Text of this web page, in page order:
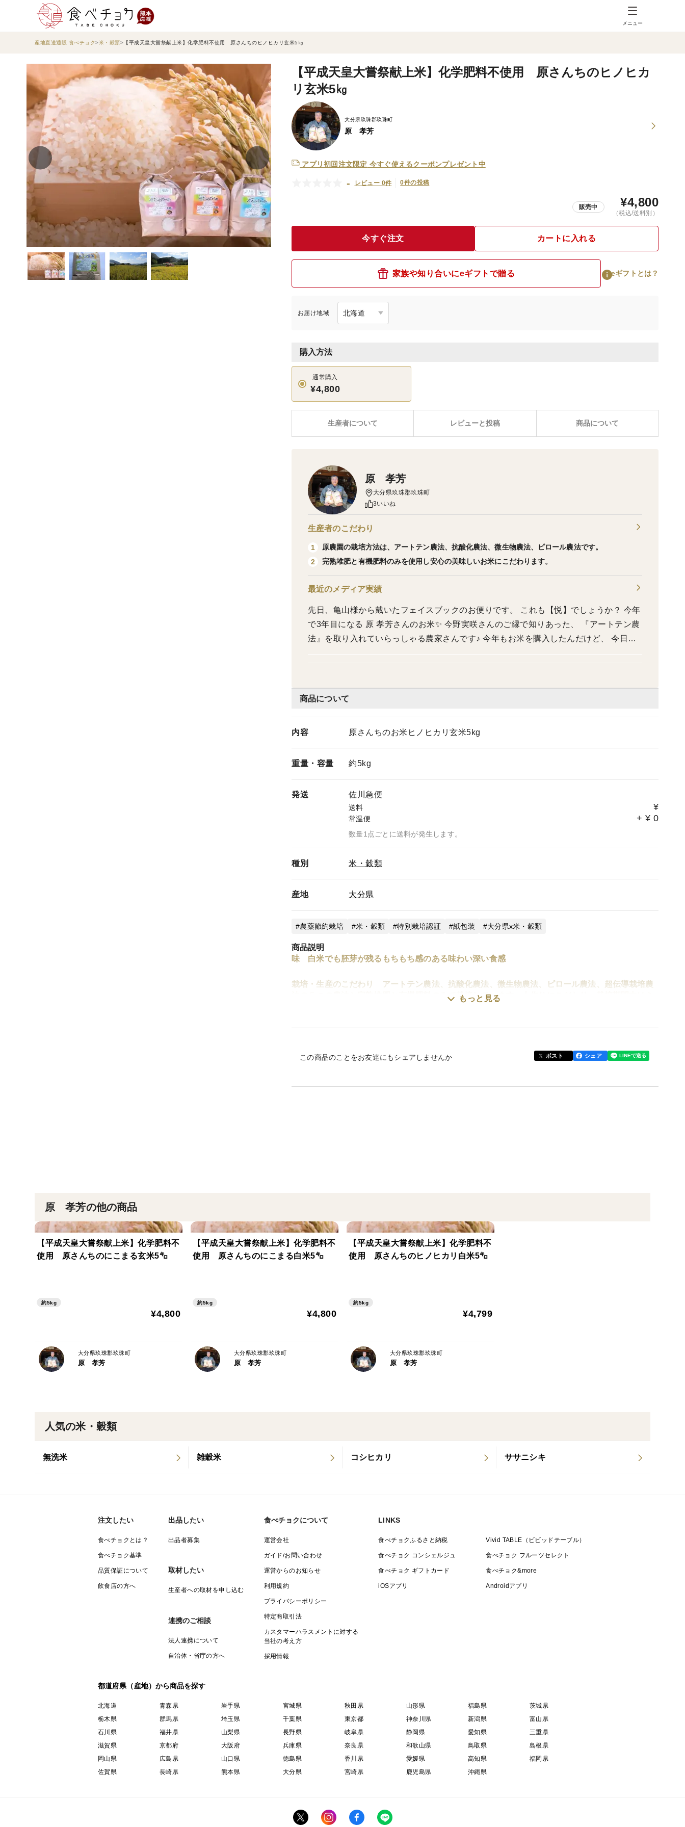
メニュー
産地直送通販 食べチョク 米・穀類 【平成天皇大嘗祭献上米】化学肥料不使用 原さんちのヒノヒカリ玄米5㎏
【平成天皇大嘗祭献上米】化学肥料不使用 原さんちのヒノヒカ
リ玄米5㎏
大分県玖珠郡玖珠町
原 孝芳
アプリ初回注文限定 今すぐ使えるクーポンプレゼント中
- レビュー 0件 0件の投稿
販売中 ¥4,800
（税込/送料別）
今すぐ注文 カートに入れる
家族や知り合いにeギフトで贈る eギフトとは？
お届け地域
購入方法
通常購入
¥4,800
レビューと投稿 商品について
生産者について
商品について
内容 原さんちのお米ヒノヒカリ玄米5kg
重量・ 容量 約5kg
発送 佐川急便
送料 ¥
常温便 + ¥ 0
数量1点ごとに送料が発生します。
種別 米・穀類
産地 大分県
農薬節約栽培 米・穀類 特別栽培認証 紙包装 大分県x米・穀類
商品説明
味 白米でも胚芽が残るもちもち感のある味わい深い食感
栽培・生産のこだわり アートテン農法、抗酸化農法、微生物農法、ピロール農法、超伝導栽培農
法の５つの農法と完熟堆肥と有機肥料のみで栽培しています。土作りにこだわり、栽培期間中はミ
度も日本穀物鑑定協会の特Ａに輝いた、大分県を代表する美味いお米産地です。僅か2haの面積だ
もっと見る
この商品のことをお友達にもシェアしませんか ポスト シェア
原 孝芳
大分県玖珠郡玖珠町
3いいね
生産者のこだわり
1
原農園の栽培方法は、アートテン農法、抗酸化農法、微生物農法、ピロール農法です。
2
完熟堆肥と有機肥料のみを使用し安心の美味しいお米にこだわります。
最近のメディア実績
先日、亀山様から戴いたフェイスブックのお便りです。 これも【悦】でしょうか？ 今年
で3年目になる 原 孝芳さんのお米✨ 今野実咲さんのご縁で知りあった、 『アートテン農
法』を取り入れていらっしゃる農家さんです♪ 今年もお米を購入したんだけど、 今日開
😭 身体にエネルギーが満ちてくる！ 自家製の梅干とのコラボもいい✨ ホントはね内緒
テン農法 ・ピロール農法 原さんのFacebookページみたら、もう『ありがとう』しかで
いなので、 まだ新米あるそうです♪ ・(美味しい)お米難民のあなた ・もっと波動高いお
米探してたあなた ・エネルギーに敏感なあなた いちど試してみてはいかが？ わたしは
精米機があるので玄米を購入していますが、精米したものも販売しています😃 気になる
方は、亀山から聞いたとメッセンジャーに連絡してみてください♪ (もちろんわたしから
もお繋ぎできます🙆‍♀) 今夜は玄米炊こうかな♪ それとも五分づきにして炊こうかな♪ ワク
ワクがとまらなーい😍
人気の米・穀類
無洗米 雑穀米 コシヒカリ ササニシキ
原 孝芳の他の商品
【平成天皇大嘗祭献上米】化学肥料不
使用 原さんちのにこまる玄米5㌔
約5kg
¥4,800
大分県玖珠郡玖珠町
原 孝芳
【平成天皇大嘗祭献上米】化学肥料不
使用 原さんちのにこまる白米5㌔
約5kg
¥4,800
大分県玖珠郡玖珠町
原 孝芳
【平成天皇大嘗祭献上米】化学肥料不
使用 原さんちのヒノヒカリ白米5㌔
約5kg
¥4,799
大分県玖珠郡玖珠町
原 孝芳
注文したい
食べチョクとは？
食べチョク基準
品質保証について
飲食店の方へ
出品したい
出品者募集
取材したい
生産者への取材を申し込む
連携のご相談
法人連携について
自治体・省庁の方へ
食べチョクについて
運営会社
ガイド/お問い合わせ
運営からのお知らせ
利用規約
プライバシーポリシー
特定商取引法
カスタマーハラスメントに対する
当社の考え方
採用情報
LINKS
食べチョクふるさと納税 Vivid TABLE（ビビッドテーブル）
食べチョク コンシェルジュ 食べチョク フルーツセレクト
食べチョク ギフトカード 食べチョク&more
iOSアプリ Androidアプリ
都道府県（産地）から商品を探す
北海道 青森県 岩手県 宮城県 秋田県 山形県 福島県
茨城県
栃木県
群馬県 埼玉県 千葉県 東京都 神奈川県 新潟県
富山県
石川県
福井県 山梨県 長野県 岐阜県 静岡県 愛知県
三重県
滋賀県
京都府 大阪府 兵庫県 奈良県 和歌山県 鳥取県
島根県
岡山県
広島県 山口県 徳島県 香川県 愛媛県 高知県
福岡県
佐賀県
長崎県 熊本県 大分県 宮崎県 鹿児島県 沖縄県